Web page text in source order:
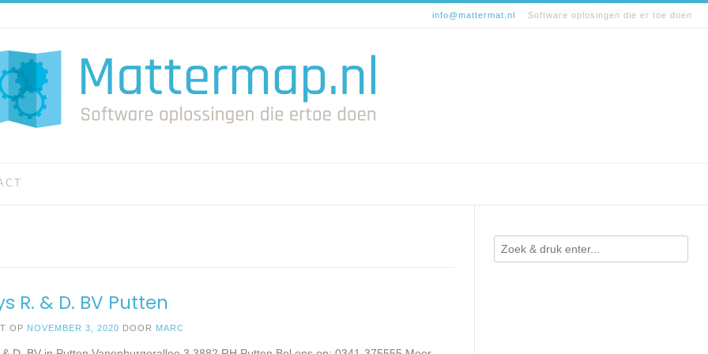
info@mattermat.nl Software oplosingen die er toe doen
R. & D. BV Putten
OP NOVEMBER 3, 2020 DOOR MARC